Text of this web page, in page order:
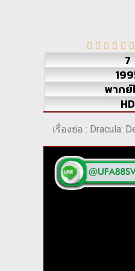
7
พากย์
HD
เรื่องย่อ : Dracula: